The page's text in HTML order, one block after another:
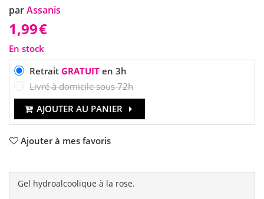
parAssanis
1,99€
En stock
Retrait GRATUITen 3h
Livré à domicile sous 72h
AJOUTER AU PANIER
Ajouter à mes favoris
Gel hydroalcoolique à la rose.